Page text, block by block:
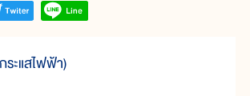
ระแสไฟฟ้า)